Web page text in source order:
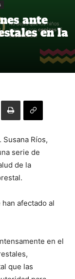
ante
en la
Susana Ríos,
serie de
de la
afectado al
en el
que las